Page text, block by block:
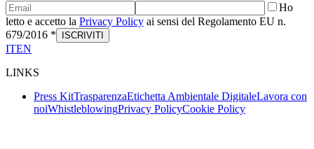
Ho
letto e accetto la Privacy Policy ai sensi del Regolamento EU n.
679/2016 *
ISCRIVITI
ITEN
LINKS
Press KitTrasparenzaEtichetta Ambientale DigitaleLavora con
noiWhistleblowingPrivacy PolicyCookie Policy